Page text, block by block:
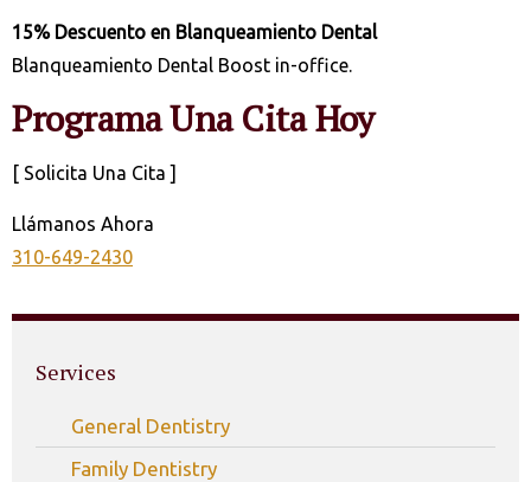
15% Descuento en Blanqueamiento Dental
Blanqueamiento Dental Boost in-office.
Programa Una Cita Hoy
[ Solicita Una Cita ]
Llámanos Ahora
310-649-2430
Services
General Dentistry
Family Dentistry